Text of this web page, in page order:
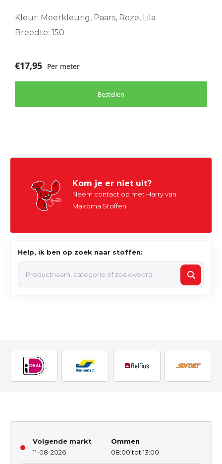
Kleur: Meerkleurig, Paars, Roze, Lila
Breedte: 150
€17,95 Per meter
Bestellen
Kom je er niet uit?
Neem contact op met Harry van
Makoma Stoffen
Help, ik ben op zoek naar stoffen:
Volgende markt
11-08-2026
Ommen
08:00 tot 13:00